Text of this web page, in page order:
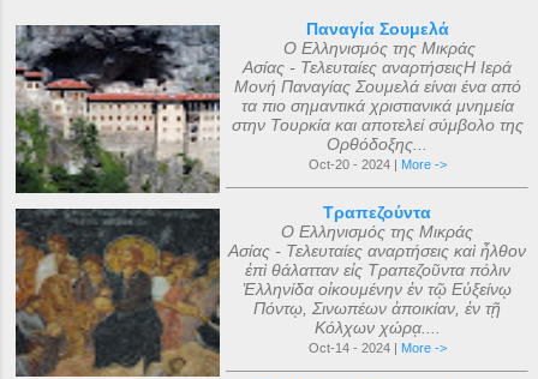
Παναγία Σουμελά
Ο Ελληνισμός της Μικράς
Ασίας - Τελευταίες αναρτήσειςΗ Ιερά
Μονή Παναγίας Σουμελά είναι ένα από
τα πιο σημαντικά χριστιανικά μνημεία
στην Τουρκία και αποτελεί σύμβολο της
Ορθόδοξης...
Oct-20 - 2024 | More ->
Τραπεζούντα
Ο Ελληνισμός της Μικράς
Ασίας - Τελευταίες αναρτήσεις καὶ ἦλθον
ἐπὶ θάλατταν εἰς Τραπεζοῦντα πόλιν
Ἑλληνίδα οἰκουμένην ἐν τῷ Εὐξείνῳ
Πόντῳ, Σινωπέων ἀποικίαν, ἐν τῇ
Κόλχων χώρᾳ....
Oct-14 - 2024 | More ->